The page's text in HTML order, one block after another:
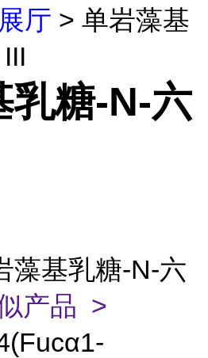
厅 > 单岩藻基
乳糖-N-六
藻基乳糖-N-六
产品 >